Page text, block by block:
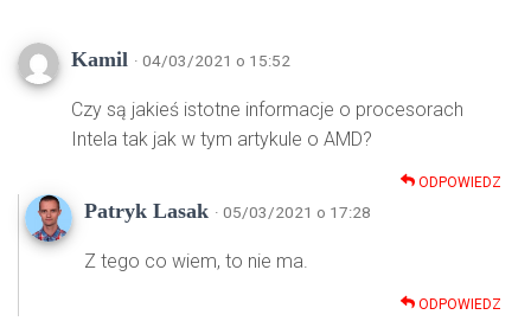
Kamil · 04/03/2021 o 15:52
Czy są jakieś istotne informacje o procesorach
Intela tak jak w tym artykule o AMD?
ODPOWIEDZ
Patryk Lasak · 05/03/2021 o 17:28
Z tego co wiem, to nie ma.
ODPOWIEDZ